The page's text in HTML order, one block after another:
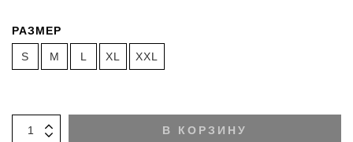
РАЗМЕР
S M L XL XXL
В КОРЗИНУ